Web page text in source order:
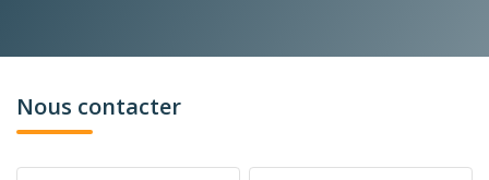
Nous contacter